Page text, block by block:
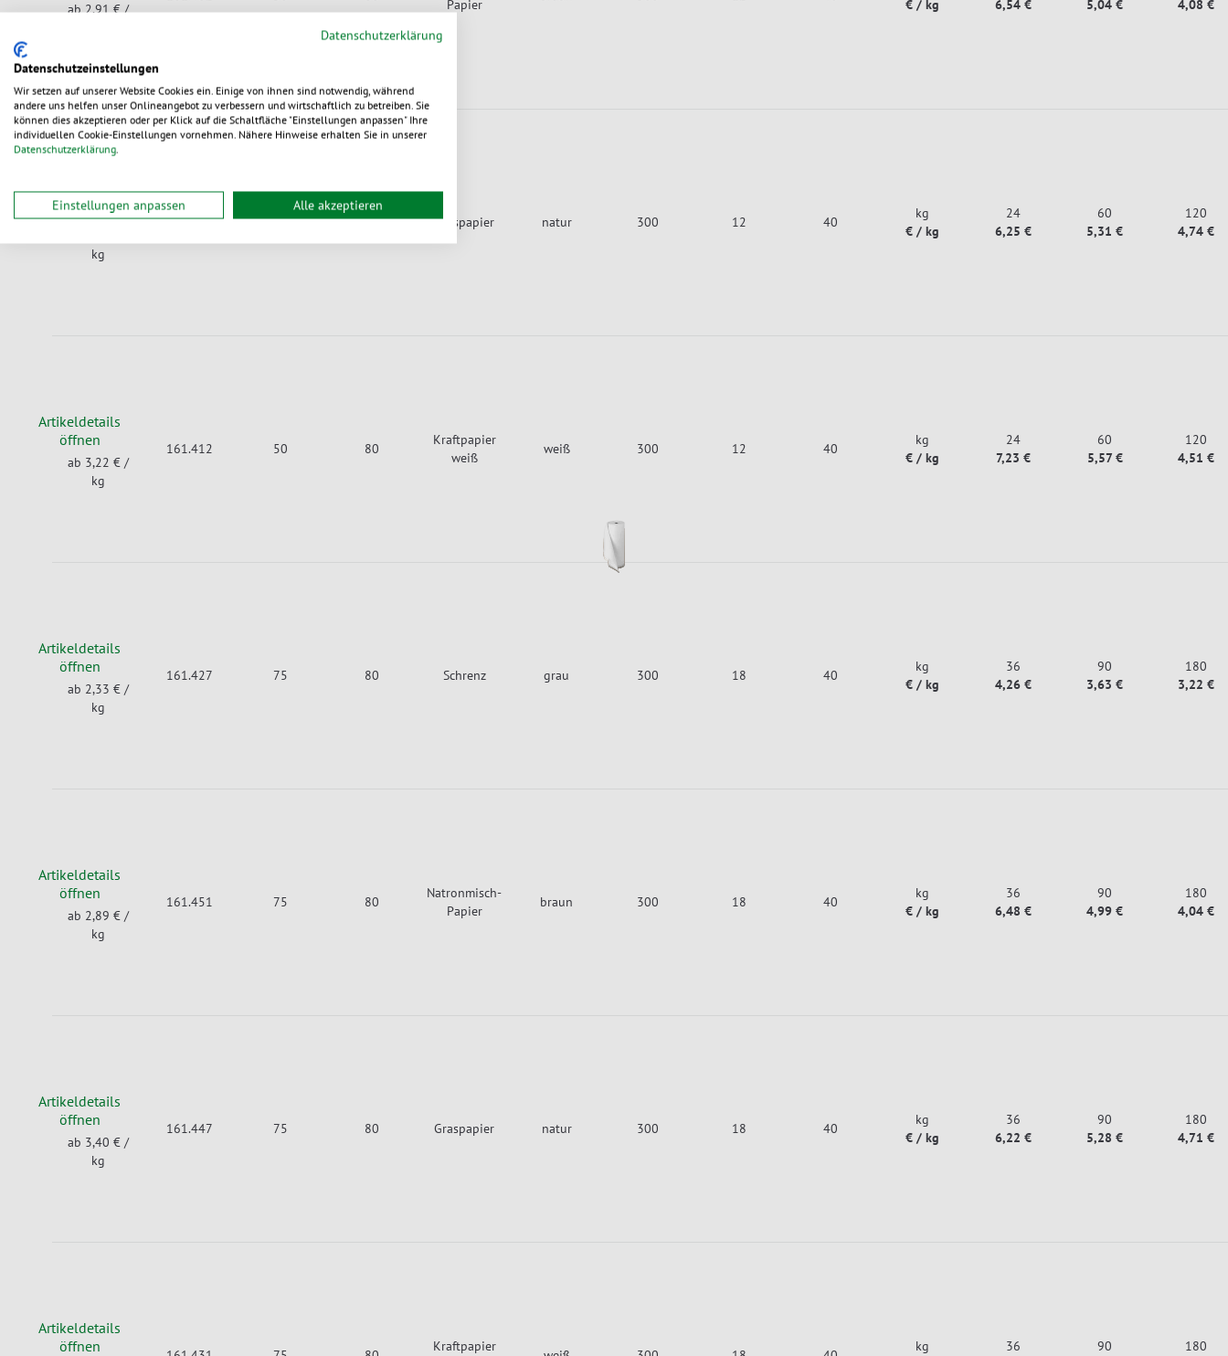
ab 2,91 €/
Papier
€ / kg
6,54 €
5,04 €
4,08 €
Artikeldetails
öffnen
kg
161.445 50 80 Graspapier natur 300 12 40
kg
€ / kg
24
6,25 €
60
5,31 €
120
4,74 €
Artikeldetails
öffnen
ab 3,22 € /
kg
161.412 50 80
Kraftpapier
weiß
weiß 300 12 40
kg
€ / kg
24
7,23 €
60
5,57 €
120
4,51 €
Artikeldetails
öffnen
ab 2,33 € /
kg
161.427 75 80 Schrenz grau 300 18 40
kg
€ / kg
36
4,26 €
90
3,63 €
180
3,22 €
Artikeldetails
öffnen
ab 2,89 € /
kg
161.451 75 80
Natronmisch-
Papier
braun 300 18 40
kg
€ / kg
36
6,48 €
90
4,99 €
180
4,04 €
Artikeldetails
öffnen
ab 3,40 € /
kg
161.447 75 80 Graspapier natur 300 18 40
kg
€ / kg
36
6,22 €
90
5,28 €
180
4,71 €
Artikeldetails
öffnen
Kraftpapier kg 36 90 180
Datenschutzerklärung
Datenschutzeinstellungen
Wir setzen auf unserer Website Cookies ein. Einige von ihnen sind notwendig, während
andere uns helfen unser Onlineangebot zu verbessern und wirtschaftlich zu betreiben. Sie
können dies akzeptieren oder per Klick auf die Schaltfläche "Einstellungen anpassen" Ihre
individuellen Cookie-Einstellungen vornehmen. Nähere Hinweise erhalten Sie in unserer
Datenschutzerklärung.
Einstellungen anpassen Alle akzeptieren